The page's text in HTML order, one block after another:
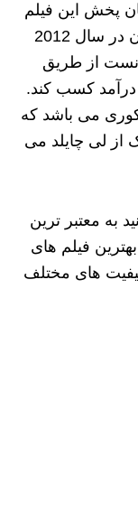
پخش این فیلم
130 دقیقه می باشد که برای ساخت آن در سال 2012
توانست از طریق
میلیون دلار درآمد کسب کند.
می باشد که
از لی چایلد می
به معتبر ترین
فیلم های
های مختلف